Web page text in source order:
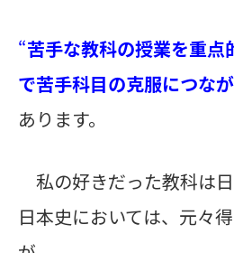
“苦手な教科の授業を重点
で苦手科目の克服につな
あります。
私の好きだった教科は日
日本史においては、元々